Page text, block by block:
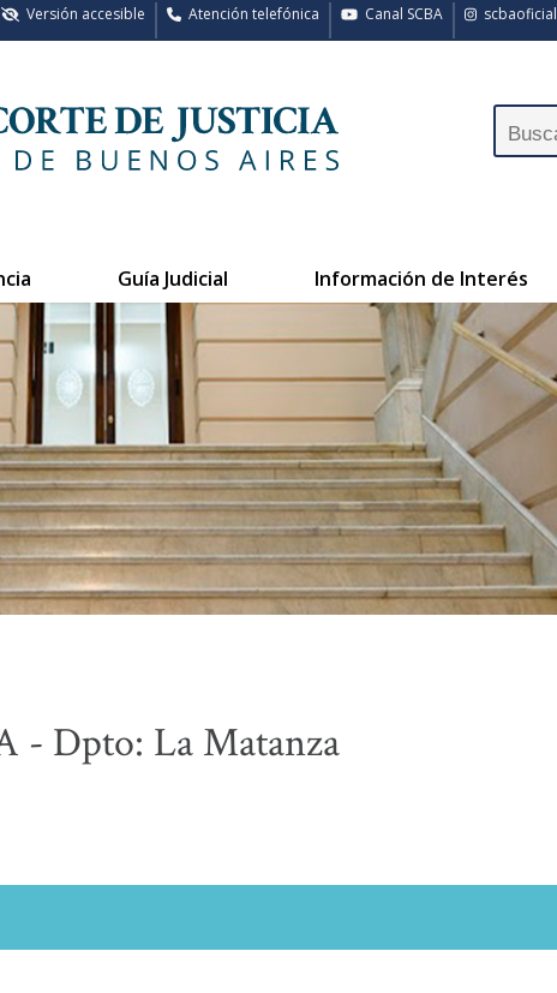
scbaoficial
Canal SCBA
Atención telefónica
Versión accesible
Guía Judicial Información de Interés
- Dpto: La Matanza